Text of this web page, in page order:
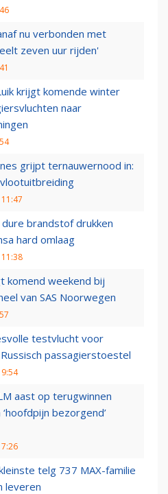
nu verbonden met
zeven uur rijden'
krijgt komende winter
naar
grijpt ternauwernood in:
dure brandstof drukken
hard omlaag
komend weekend bij
van SAS Noorwegen
testvlucht voor
passagierstoestel
aast op terugwinnen
bezorgend’
telg 737 MAX-familie
leveren